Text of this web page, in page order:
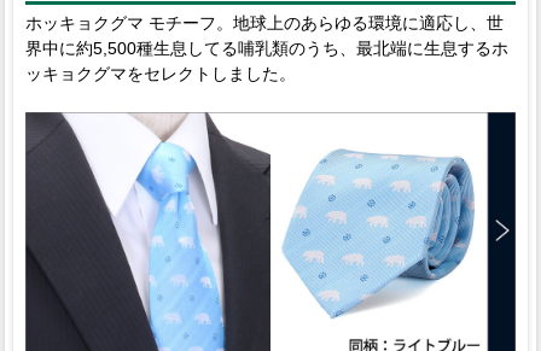
ホッキョクグマ モチーフ。地球上のあらゆる環境に適応し、世
界中に約5,500種生息してる哺乳類のうち、最北端に生息するホ
ッキョクグマをセレクトしました。